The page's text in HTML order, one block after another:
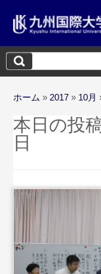
検
索:
ホーム » 2017 » 10月
本日の投
日
...続